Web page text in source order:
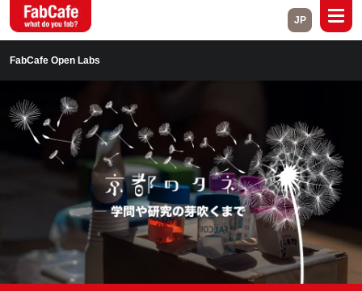
Home
Events Magazine
Open Labs Project Cases
Contact
JP
FabCafe Open Labs